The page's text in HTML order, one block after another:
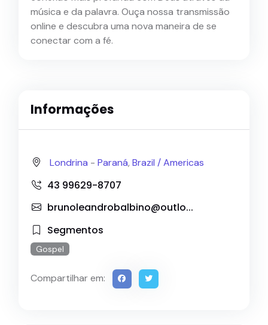
música e da palavra. Ouça nossa transmissão
online e descubra uma nova maneira de se
conectar com a fé.
Informações
Londrina - Paraná, Brazil /Americas
43 99629-8707
brunoleandrobalbino@outlo...
Segmentos
Gospel
Compartilhar em: